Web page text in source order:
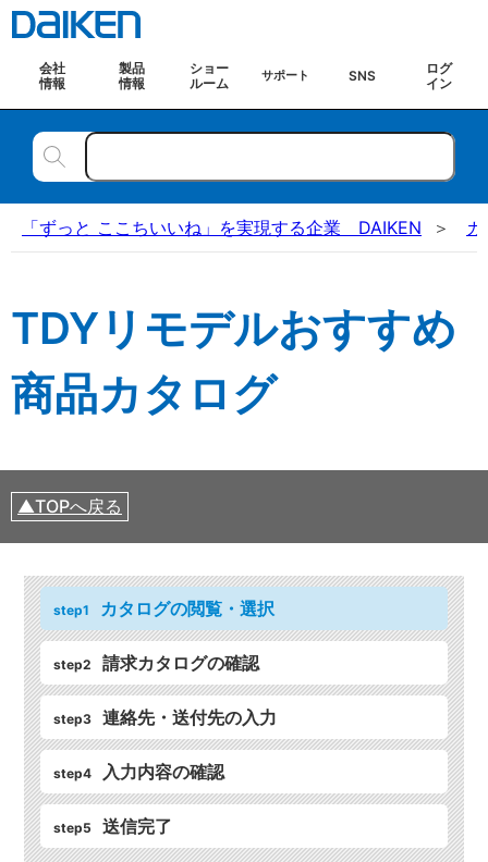
会社
情報
製品
情報
ショー
ルーム
サポート SNS
ログ
イン
「ずっと ここちいいね」を実現する企業 DAIKEN
TDYリモデルおすすめ
商品カタログ
TOPへ戻る
step1 カタログの閲覧・選択
step2 請求カタログの確認
step3 連絡先・送付先の入力
step4 入力内容の確認
step5 送信完了